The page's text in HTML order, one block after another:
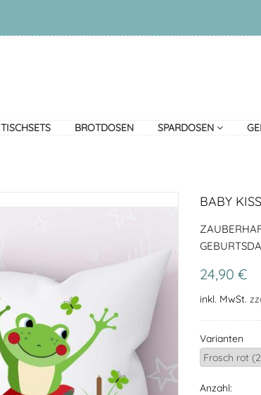
TISCHSETS BROTDOSEN SPARDOSEN
BABY
24,90 €
inkl. MwSt.
Varianten
Anzahl: